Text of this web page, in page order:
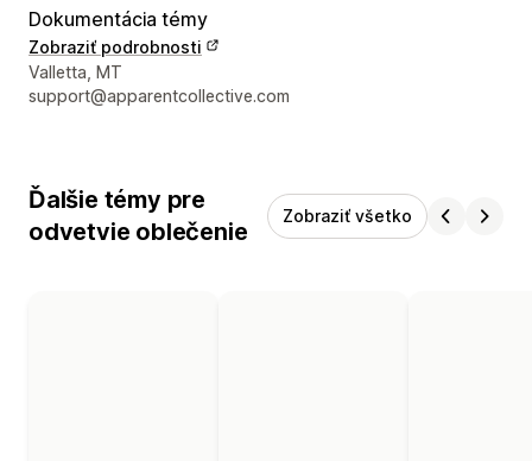
Dokumentácia témy
Zobraziť podrobnosti
Kontaktné údaje vývojára
Valletta, MT
support@apparentcollective.com
Ďalšie témy pre
odvetvie oblečenie
Zobraziť všetko